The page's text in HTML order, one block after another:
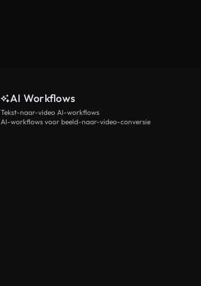
AI Workflows
Tekst-naar-video AI-workflows
AI-workflows voor beeld-naar-video-conversie